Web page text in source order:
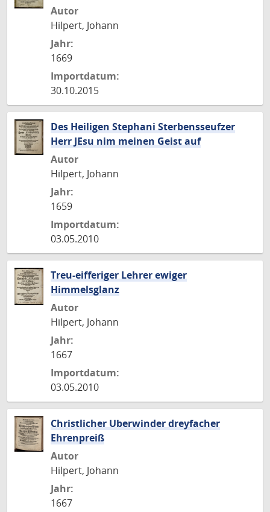
Autor
Hilpert, Johann
Jahr:
1669
Importdatum:
30.10.2015
Des Heiligen Stephani Sterbensseufzer
Herr JEsu nim meinen Geist auf
Autor
Hilpert, Johann
Jahr:
1659
Importdatum:
03.05.2010
Treu-eifferiger Lehrer ewiger
Himmelsglanz
Autor
Hilpert, Johann
Jahr:
1667
Importdatum:
03.05.2010
Christlicher Uberwinder dreyfacher
Ehrenpreiß
Autor
Hilpert, Johann
Jahr:
1667